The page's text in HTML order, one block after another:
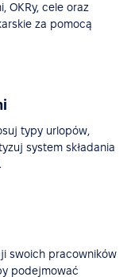
OKRy, cele oraz
za pomocą
typy urlopów,
system składania
swoich pracowników
podejmować